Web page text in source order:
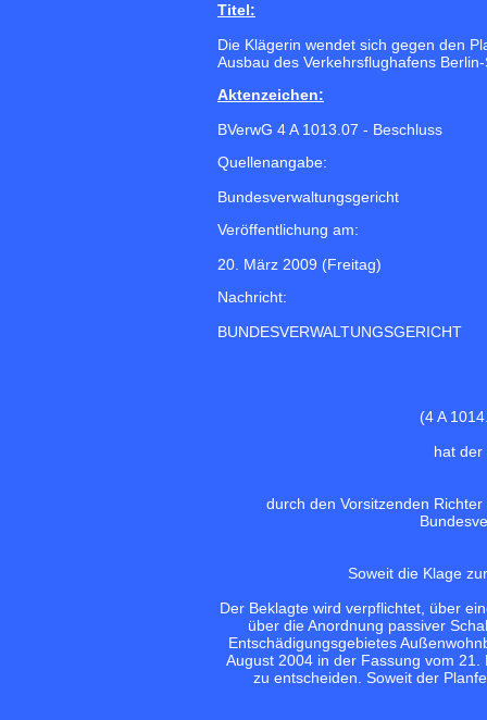
Titel:
Die Klägerin wendet sich gegen den
Ausbau des Verkehrsflughafens
Aktenzeichen:
BVerwG 4 A 1013.07 - Beschluss
Quellenangabe:
Bundesverwaltungsgericht
Veröffentlichung am:
20. März 2009 (Freitag)
Nachricht:
BUNDESVERWALTUNGSGERICHT
(4 A
hat der
durch den Vorsitzenden
Soweit die Klage
Der Beklagte wird verpflichtet, über
über die Anordnung passiver
Entschädigungsgebietes
August 2004 in der Fassung vom
zu entscheiden. Soweit der